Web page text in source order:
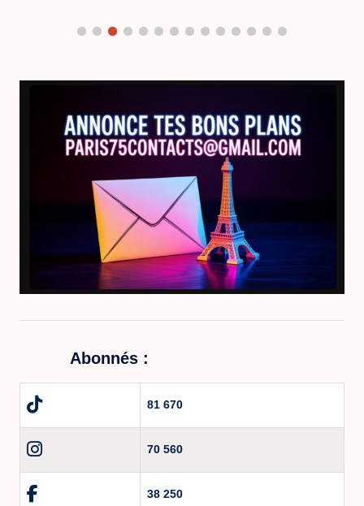
Abonnés :
81 670
70 560
38 250